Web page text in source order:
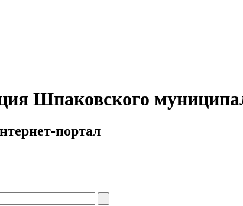
Шпаковского
портал